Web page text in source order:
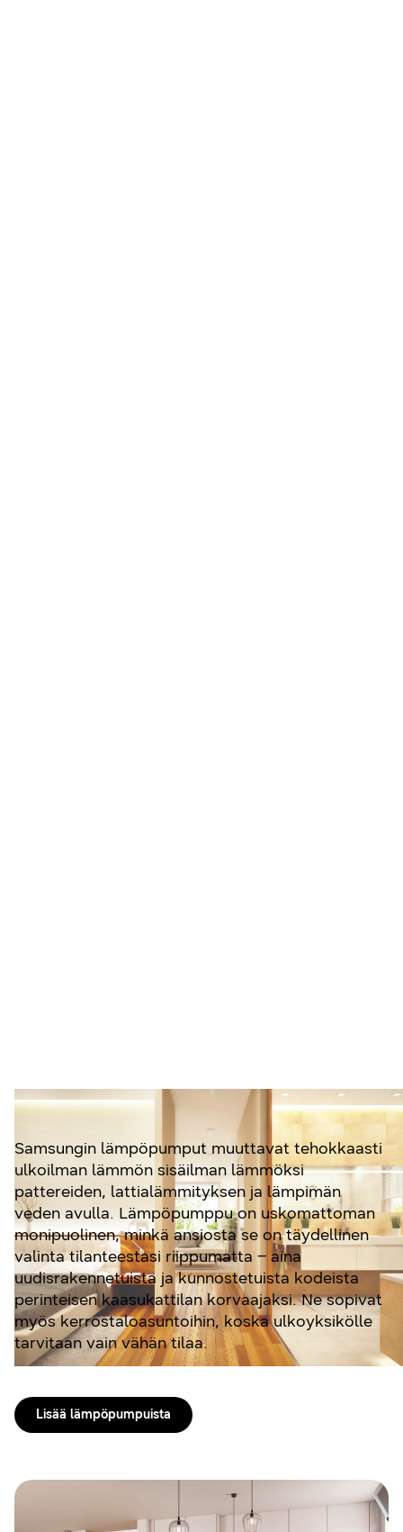
Samsungin lämpöpumput muuttavat tehokkaasti
ulkoilman lämmön sisäilman lämmöksi
pattereiden, lattialämmityksen ja lämpimän
veden avulla. Lämpöpumppu on uskomattoman
monipuolinen, minkä ansiosta se on täydellinen
valinta tilanteestasi riippumatta – aina
uudisrakennetuista ja kunnostetuista kodeista
perinteisen kaasukattilan korvaajaksi. Ne sopivat
myös kerrostaloasuntoihin, koska ulkoyksikölle
tarvitaan vain vähän tilaa.
Lisää lämpöpumpuista